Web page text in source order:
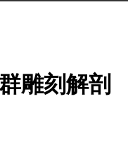
雕刻解剖